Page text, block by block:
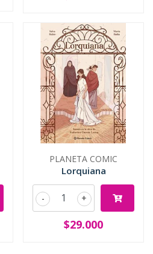
PLANETA COMIC
Lorquiana
+
-
$29.000